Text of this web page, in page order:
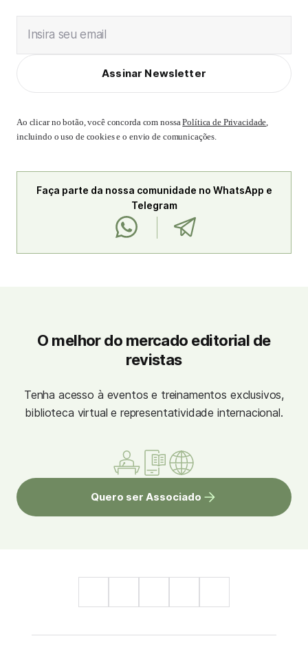
Insira seu email
Assinar Newsletter
Ao clicar no botão, você concorda com nossaPolítica de Privacidade,
incluindo o uso de cookies e o envio de comunicações.
Faça parte da nossa comunidade no WhatsApp e
Telegram
O melhor do mercado editorial de
revistas
Tenha acesso à eventos e treinamentos exclusivos,
biblioteca virtual e representatividade internacional.
Quero ser Associado